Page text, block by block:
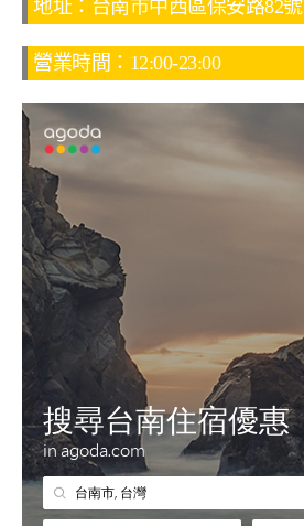
地址：台南市中西區保安路82號
營業時間：12:00-23:00